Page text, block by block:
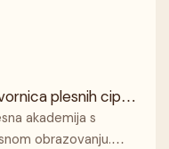
plesnih cipela
za europske
akademija s
obrazovanju.